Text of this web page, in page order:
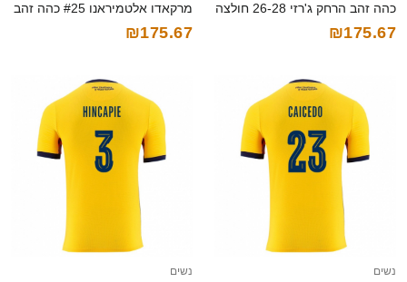
כהה זהב הרחק ג'רזי 26-28 חולצה
קצרה
₪175.67
מרקאדו אלטמיראנו #25 כהה זהב
הרחק ג'רזי 26-28 חולצה קצרה
₪175.67
נשים נשים